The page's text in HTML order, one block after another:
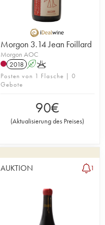
Morgon 3.14 Jean Foillard
Morgon AOC
2018 AK
Posten von 1 Flasche | 0
Gebote
90€
(Aktualisierung des Preises)
AUKTION 1